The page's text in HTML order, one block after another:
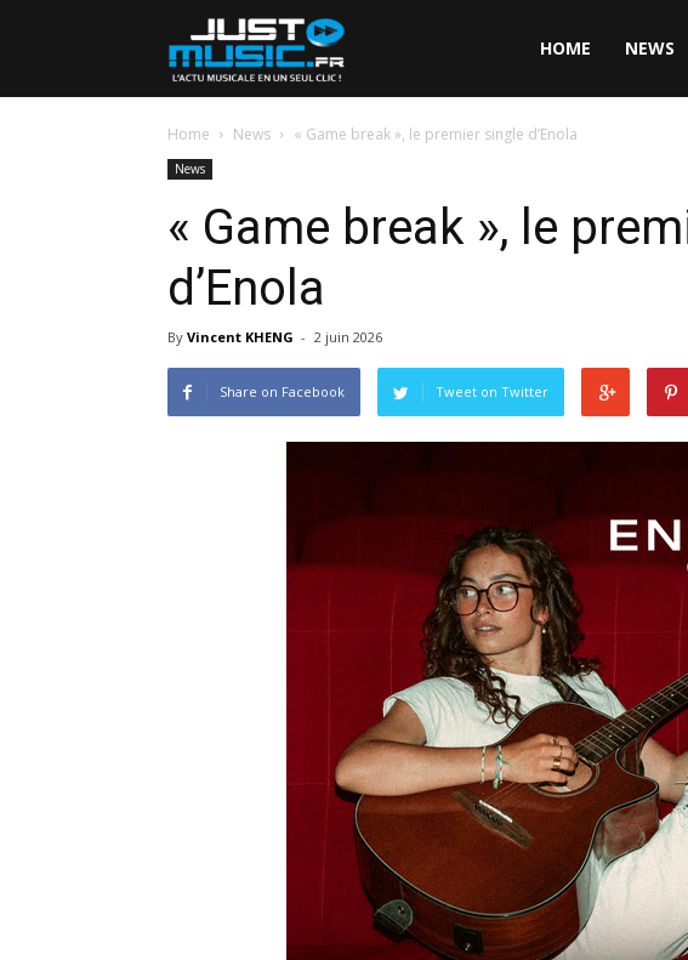
HOME NEWS
Home News « Game break », le premier single d’Enola
News
« Game break », le
d’Enola
By Vincent KHENG - 2 juin 2026
Share on Facebook Tweet on Twitter